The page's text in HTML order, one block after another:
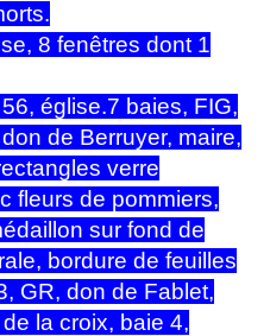
8 fenêtres dont 1
église.7 baies, FIG,
de Berruyer, maire,
verre
fleurs de pommiers,
sur fond de
bordure de feuilles
GR, don de Fablet,
la croix, baie 4,